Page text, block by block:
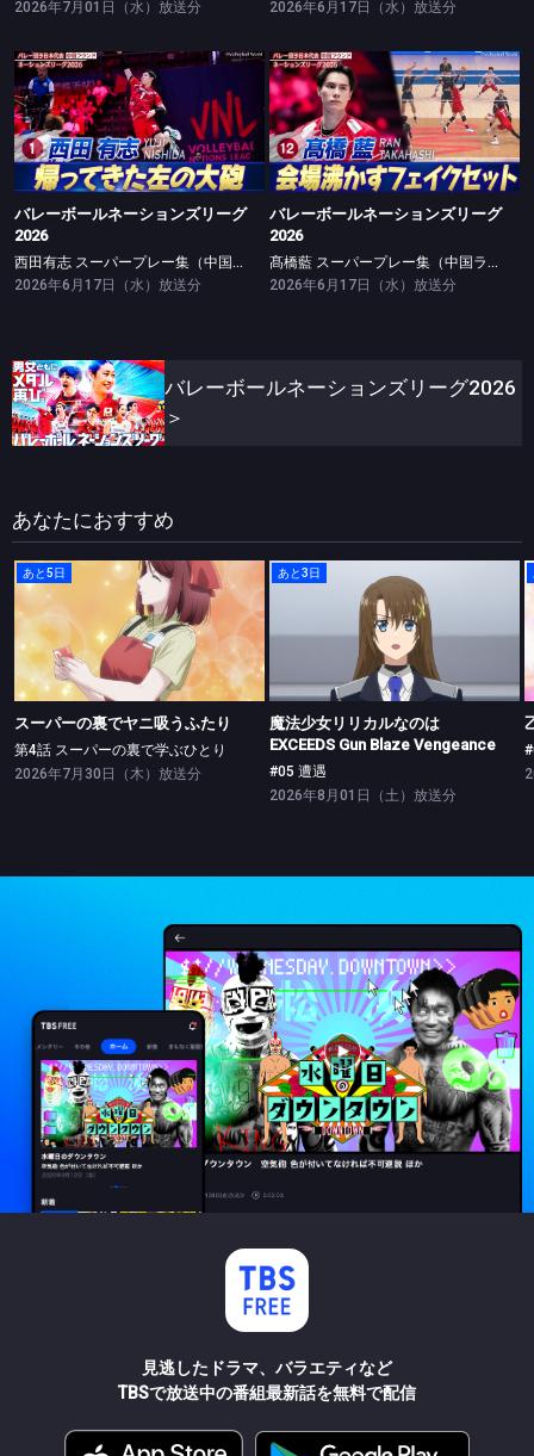
2026年7月01日（水）放送分 2026年6月17日（水）放送分
バレーボールネーションズリーグ2026
西田有志 スーパープレー集（中国ラウンド）
バレーボールネーションズリーグ
2026
西田有志 スーパープレー集（中国ラウンド）
2026年6月17日（水）放送分
バレーボールネーションズリーグ2026
髙橋藍 スーパープレー集（中国ラウンド）
バレーボールネーションズリーグ
2026
髙橋藍 スーパープレー集（中国ラウンド）
2026年6月17日（水）放送分
バレーボールネーションズリーグ2026
＞
あなたにおすすめ
あと5日
スーパーの裏でヤニ吸うふたり
第4話 スーパーの裏で学ぶひとり
スーパーの裏でヤニ吸うふたり
第4話 スーパーの裏で学ぶひとり
2026年7月30日（木）放送分
あと3日
魔法少女リリカルなのは EXCEEDS Gun Blaze Vengeance
#05 遭遇
魔法少女リリカルなのは
EXCEEDS Gun Blaze Vengeance
#05 遭遇
2026年8月01日（土）放送分
見逃したドラマ、バラエティなど
TBSで放送中の番組最新話を無料で配信